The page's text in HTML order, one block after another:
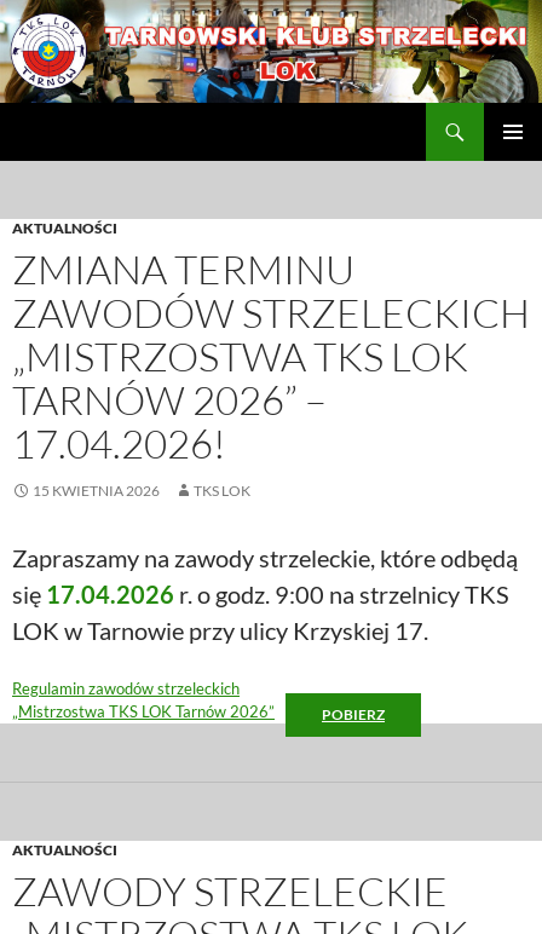
Przejdź
do
treści
AKTUALNOŚCI
ZMIANA TERMINU
ZAWODÓW STRZELECKICH
„MISTRZOSTWA TKS LOK
TARNÓW 2026” –
17.04.2026!
15 KWIETNIA 2026 TKS LOK
Zapraszamy na zawody strzeleckie, które odbędą
się 17.04.2026 r. o godz. 9:00 na strzelnicy TKS
LOK w Tarnowie przy ulicy Krzyskiej 17.
Regulamin zawodów strzeleckich
„Mistrzostwa TKS LOK Tarnów 2026”
POBIERZ
AKTUALNOŚCI
ZAWODY STRZELECKIE